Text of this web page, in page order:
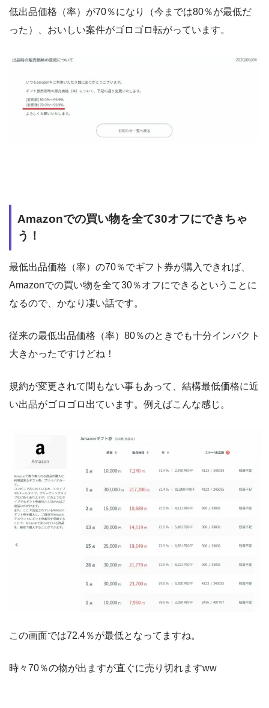
低出品価格（率）が70％になり（今までは80％が最低だ
った）、おいしい案件がゴロゴロ転がっています。
Amazonでの買い物を全て30オフにできちゃ
う！
最低出品価格（率）の70％でギフト券が購入できれば、
Amazonでの買い物を全て30％オフにできるということに
なるので、かなり凄い話です。
従来の最低出品価格（率）80％のときでも十分インパクト
大きかったですけどね！
規約が変更されて間もない事もあって、結構最低価格に近
い出品がゴロゴロ出ています。例えばこんな感じ。
この画面では72.4％が最低となってますね。
時々70％の物が出ますが直ぐに売り切れますww